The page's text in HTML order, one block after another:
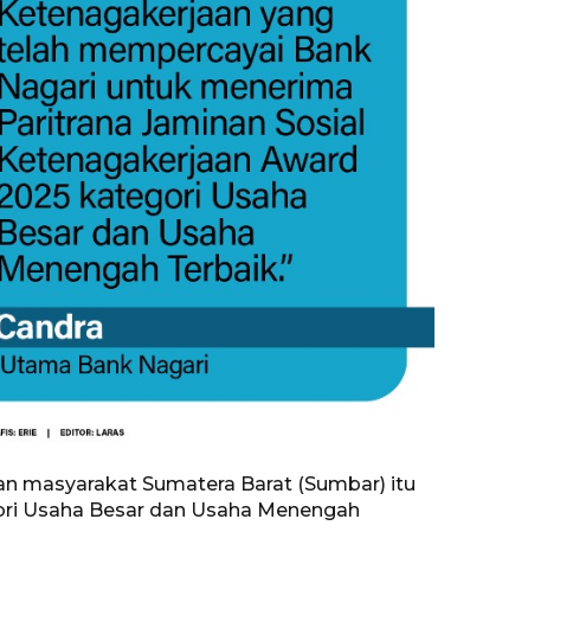
masyarakat Sumatera Barat (Sumbar) itu
Usaha Besar dan Usaha Menengah